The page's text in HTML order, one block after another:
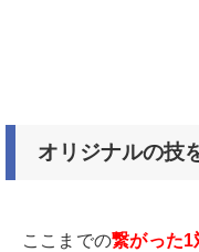
オリジナルの技
ここまでの繋がった1